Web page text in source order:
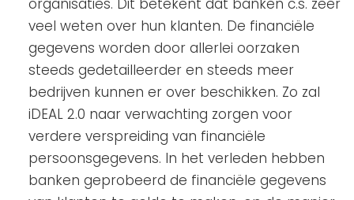
veel weten over hun klanten. De financiële
gegevens worden door allerlei oorzaken
steeds gedetailleerder en steeds meer
bedrijven kunnen er over beschikken. Zo zal
iDEAL 2.0 naar verwachting zorgen voor
verdere verspreiding van financiële
persoonsgegevens. In het verleden hebben
banken geprobeerd de financiële gegevens